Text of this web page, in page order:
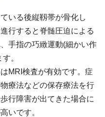
いる後縦靱帯が骨化し
行すると脊髄圧迫による
手指の巧緻運動(細かい作
。
MRI検査が有効です。症
療法などの保存療法を行
行障害が出てきた場合に
いです。